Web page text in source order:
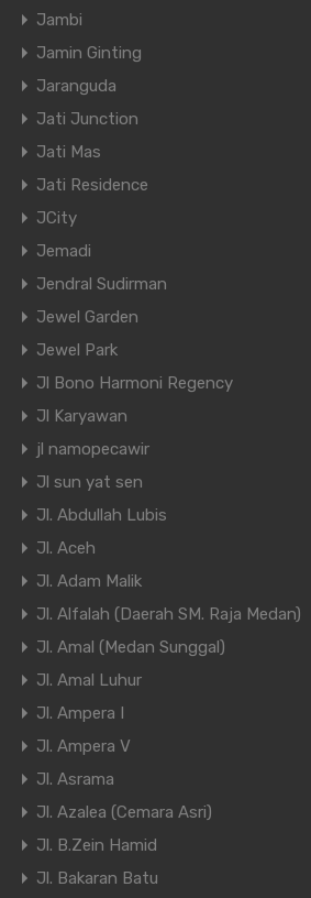
Jambi
Jamin Ginting
Jaranguda
Jati Junction
Jati Mas
Jati Residence
JCity
Jemadi
Jendral Sudirman
Jewel Garden
Jewel Park
Jl Bono Harmoni Regency
Jl Karyawan
jl namopecawir
Jl sun yat sen
Jl. Abdullah Lubis
Jl. Aceh
Jl. Adam Malik
Jl. Alfalah (Daerah SM. Raja Medan)
Jl. Amal (Medan Sunggal)
Jl. Amal Luhur
Jl. Ampera I
Jl. Ampera V
Jl. Asrama
Jl. Azalea (Cemara Asri)
Jl. B.Zein Hamid
Jl. Bakaran Batu